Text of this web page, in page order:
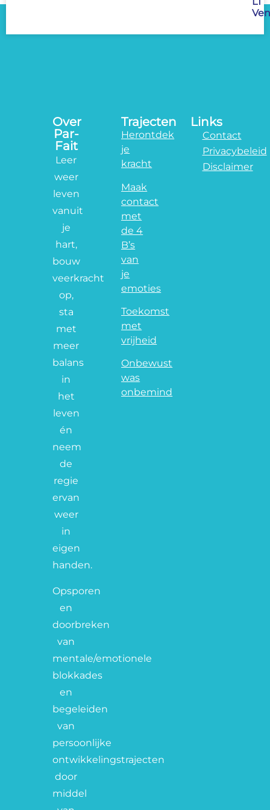
Over
Par-
Fait
Leer
weer
leven
vanuit
je
hart,
bouw
veerkracht
op,
sta
met
meer
balans
in
het
leven
én
neem
de
regie
ervan
weer
in
eigen
handen.
Opsporen
en
doorbreken
van
mentale/emotionele
blokkades
en
begeleiden
van
persoonlijke
ontwikkelingstrajecten
door
middel
Trajecten
Herontdek
je
kracht
Maak
contact
met
de 4
B’s
van
je
emoties
Toekomst
met
vrijheid
Onbewust
was
onbemind
Links
Contact
Privacybeleid
Disclaimer